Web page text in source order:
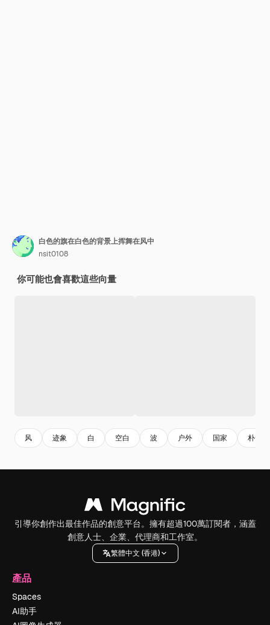
白色的旗在白色的背景上挥舞在风中
nsit0108
你可能也會喜歡這些向量
风 迹象 白 空白 波 户外 国家 朴素
引導你創作出最佳作品的創意平台。擁有超過100萬訂閱者，涵蓋
創意人士、企業、代理商和工作室。
繁體中文 (香港)
產品
Spaces
AI助手